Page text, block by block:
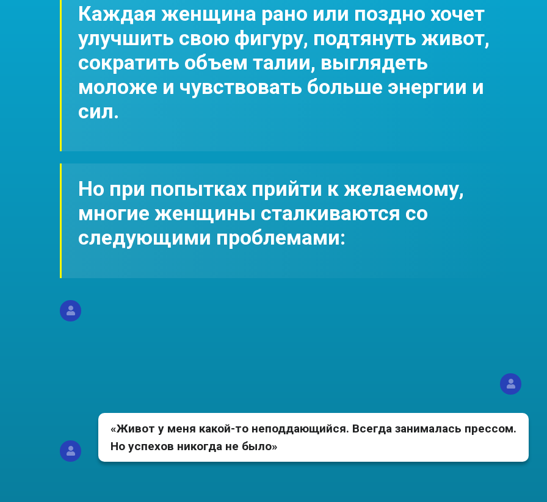
Каждая женщина рано или поздно хочет
улучшить свою фигуру, подтянуть живот,
сократить объем талии, выглядеть
моложе и чувствовать больше энергии и
сил.
Но при попытках прийти к желаемому,
многие женщины сталкиваются со
следующими проблемами:
«Живот у меня какой-то неподдающийся. Всегда занималась прессом.
Но успехов никогда не было»